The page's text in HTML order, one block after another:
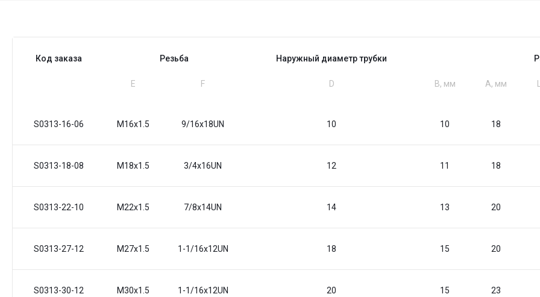
Код заказа Резьба Наружный диаметр трубки
Е F D B, мм A, мм
S0313-16-06 M16x1.5 9/16x18UN 10 10 18
S0313-18-08 M18x1.5 3/4x16UN 12 11 18
S0313-22-10 M22x1.5 7/8x14UN 14 13 20
S0313-27-12 M27x1.5 1-1/16x12UN 18 15 20
S0313-30-12 M30x1.5 1-1/16x12UN 20 15 23